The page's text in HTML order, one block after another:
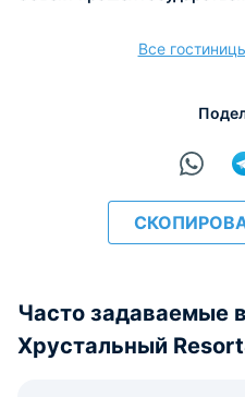
Все
Часто задаваемые
Хрустальный